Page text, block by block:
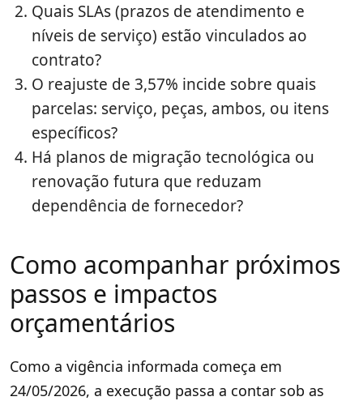
Quais SLAs (prazos de atendimento e
níveis de serviço) estão vinculados ao
contrato?
O reajuste de 3,57% incide sobre quais
parcelas: serviço, peças, ambos, ou itens
específicos?
Há planos de migração tecnológica ou
renovação futura que reduzam
dependência de fornecedor?
Como acompanhar próximos
passos e impactos
orçamentários
Como a vigência informada começa em
24/05/2026, a execução passa a contar sob as